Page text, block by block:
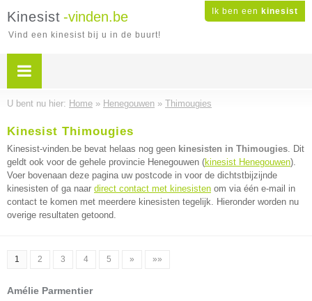
Ik ben een kinesist
Kinesist -vinden.be
Vind een kinesist bij u in de buurt!
U bent nu hier: Home » Henegouwen » Thimougies
Kinesist Thimougies
Kinesist-vinden.be bevat helaas nog geen kinesisten in Thimougies. Dit
geldt ook voor de gehele provincie Henegouwen (kinesist Henegouwen).
Voer bovenaan deze pagina uw postcode in voor de dichtstbijzijnde
kinesisten of ga naar direct contact met kinesisten om via één e-mail in
contact te komen met meerdere kinesisten tegelijk. Hieronder worden nu
overige resultaten getoond.
1 2 3 4 5 » »»
Amélie Parmentier